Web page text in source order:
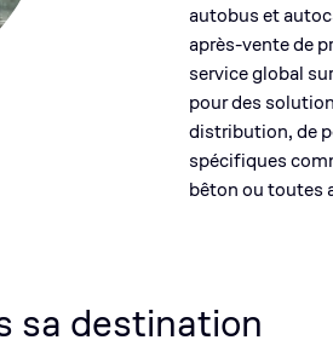
autobus et
après-vente de
service global
pour des
distribution, de
spécifiques
bêton ou toutes
sa destination